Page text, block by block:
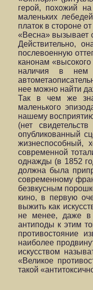
герой, похожий
маленьких
платок в стороне
«Весна» вызывает
Действительно,
послевоенную
канонам
наличия в нем
нее можно найти
Так в чем же
маленького
нашему
(нет
опубликованный
жизнеспособный,
современной
однажды (в 1852
должна была
современному
безвкусным
кино, в первую
выжить как
не менее, даже в
антиподы к этим
противостояние
наиболее
искусством
«Великое
такой